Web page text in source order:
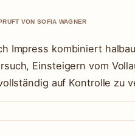
VON SOFIA WAGNER
Impress kombiniert
Einsteigern vom
auf Kontrolle zu